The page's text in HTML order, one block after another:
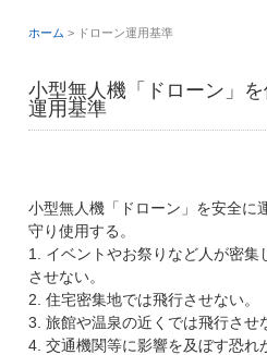
ホーム > ドローン運用基準
小型無人機「ドローン」
運用基準
小型無人機「ドローン」を安全に
守り使用する。
1. イベントやお祭りなど人が密集
させない。
2. 住宅密集地では飛行させない。
3. 旅館や温泉の近くでは飛行させ
4. 交通機関等に影響を及ぼす恐れ